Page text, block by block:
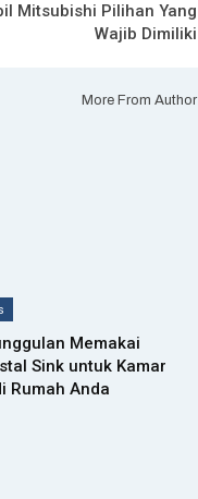
Mitsubishi Pilihan Yang
Wajib Dimiliki
More From Author
Memakai
Sink untuk Kamar
Rumah Anda